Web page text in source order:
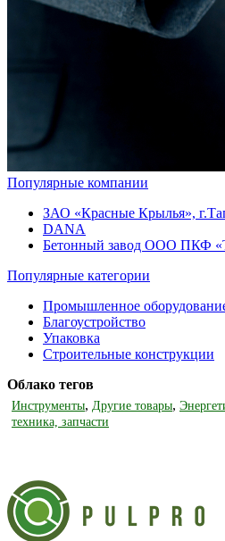
Популярные компании
ЗАО «Красные Крылья»,
DANA
Бетонный завод ООО ПКФ
Популярные категории
Промышленное
Благоустройство
Упаковка
Строительные конструкции
Облако тегов
Инструменты, Другие товары,
техника, запчасти